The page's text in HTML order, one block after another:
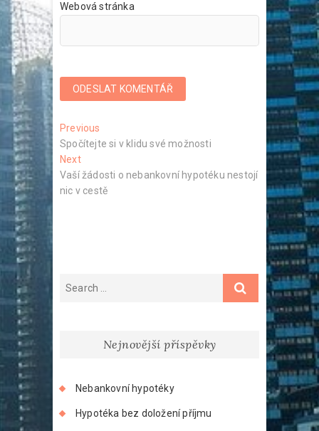
Webová stránka
Navigace
pro
příspěvek
Previous
post:
Spočítejte si v klidu své možnosti
NextNext
post:
Vaší žádosti o nebankovní hypotéku nestojí
nic v cestě
Nejnovější příspěvky
Nebankovní hypotéky
Hypotéka bez doložení příjmu